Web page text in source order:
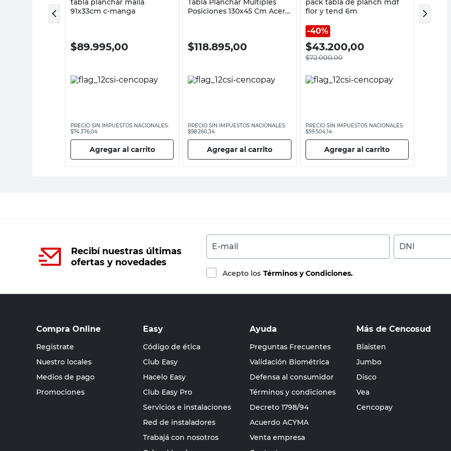
tabla planchar malla
91x33cm c-manga
$89.995,00
PRECIO SIN IMPUESTOS NACIONALES:
$74.376,04
Agregar al carrito
Tabla Planchar Múltiples
Posiciones 130x45 Cm Acero
$118.895,00
PRECIO SIN IMPUESTOS NACIONALES:
$98.260,34
Agregar al carrito
pack tabla de planch mdf
flor y tend 6m
40%
$43.200,00
$72.000,00
PRECIO SIN IMPUESTOS NACIONALES:
$59.504,14
Agregar al carrito
Metal
Recibí nuestras últimas
ofertas y novedades
E-mail DNI
Acepto los Términos y Condiciones.
Compra Online
Registrate
Nuestro locales
Medios de pago
Promociones
Easy
Código de ética
Club Easy
Hacelo Easy
Club Easy Pro
Servicios e instalaciones
Red de instaladores
Trabajá con nosotros
Ayuda
Preguntas Frecuentes
Validación Biométrica
Defensa al consumidor
Términos y condiciones
Decreto 1798/94
Acuerdo ACYMA
Venta empresa
Más de Cencosud
Blaisten
Jumbo
Disco
Vea
Cencopay